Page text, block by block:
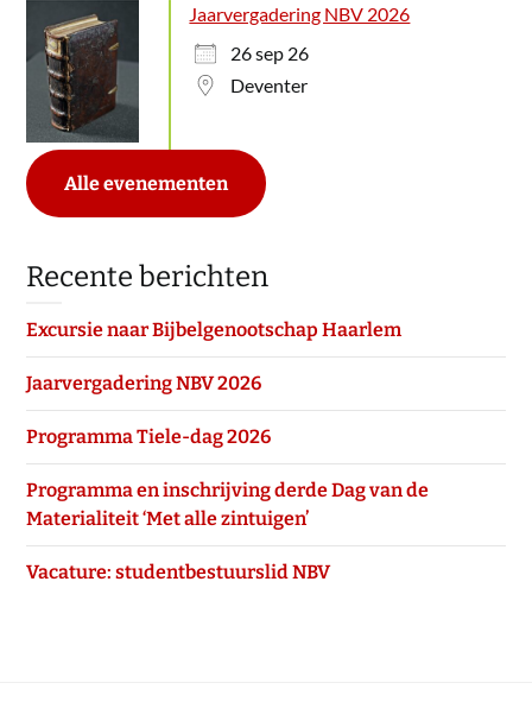
Jaarvergadering NBV 2026
26 sep 26
Deventer
Alle evenementen
Recente berichten
Excursie naar Bijbelgenootschap Haarlem
Jaarvergadering NBV 2026
Programma Tiele-dag 2026
Programma en inschrijving derde Dag van de
Materialiteit ‘Met alle zintuigen’
Vacature: studentbestuurslid NBV